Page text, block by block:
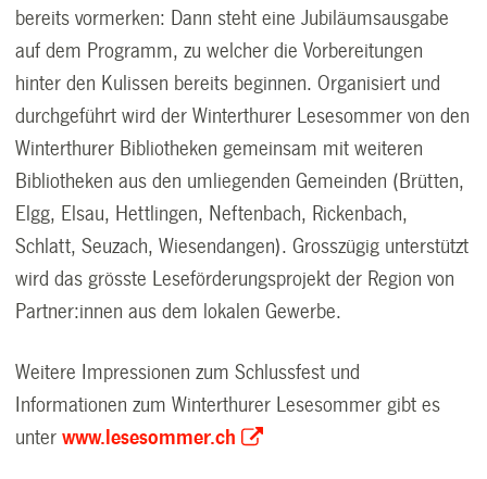
bereits vormerken: Dann steht eine Jubiläumsausgabe
auf dem Programm, zu welcher die Vorbereitungen
hinter den Kulissen bereits beginnen. Organisiert und
durchgeführt wird der Winterthurer Lesesommer von den
Winterthurer Bibliotheken gemeinsam mit weiteren
Bibliotheken aus den umliegenden Gemeinden (Brütten,
Elgg, Elsau, Hettlingen, Neftenbach, Rickenbach,
Schlatt, Seuzach, Wiesendangen). Grosszügig unterstützt
wird das grösste Leseförderungsprojekt der Region von
Partner:innen aus dem lokalen Gewerbe.
Weitere Impressionen zum Schlussfest und
Informationen zum Winterthurer Lesesommer gibt es
unterwww.lesesommer.ch